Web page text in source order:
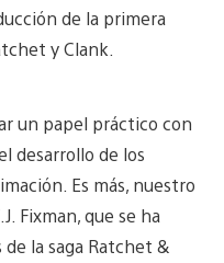
de la primera
y Clank.
un papel práctico con
desarrollo de los
Es más, nuestro
Fixman, que se ha
la saga Ratchet &